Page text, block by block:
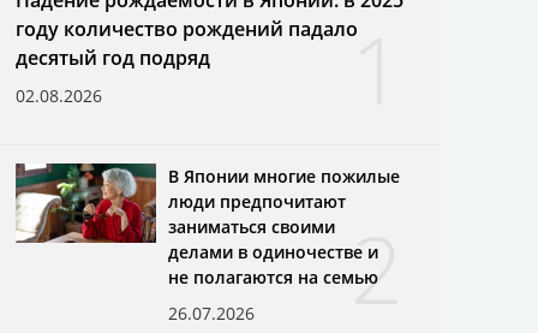
1
году количество рождений падало
десятый год подряд
02.08.2026
2
В Японии многие пожилые
люди предпочитают
заниматься своими
делами в одиночестве и
не полагаются на семью
26.07.2026